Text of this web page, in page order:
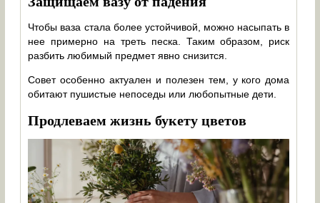
Чтобы ваза стала более устойчивой, можно насыпать в
нее примерно на треть песка. Таким образом, риск
разбить любимый предмет явно снизится.
Совет особенно актуален и полезен тем, у кого дома
обитают пушистые непоседы или любопытные дети.
Продлеваем жизнь букету цветов